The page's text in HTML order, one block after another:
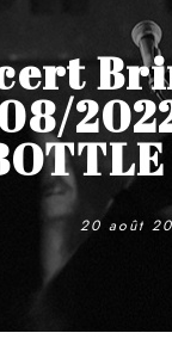
20 août